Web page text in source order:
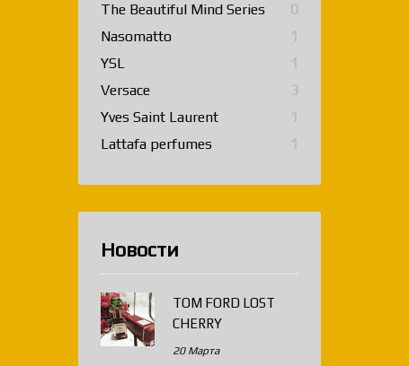
The Beautiful Mind Series
0
Nasomatto
1
YSL
1
Versace
3
Yves Saint Laurent
1
Lattafa perfumes
1
Новости
TOM FORD LOST
CHERRY
20 Марта